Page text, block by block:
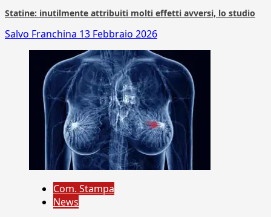
Statine: inutilmente attribuiti molti effetti avversi, lo studio
Salvo Franchina 13 Febbraio 2026
Com. Stampa
News